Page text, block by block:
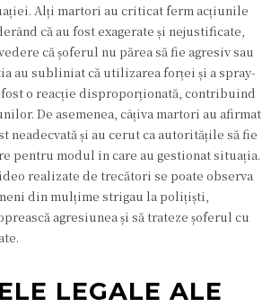
Alți martori au criticat ferm acțiunile
că au fost exagerate și nejustificate,
că șoferul nu părea să fie agresiv sau
au subliniat că utilizarea forței și a spray-
o reacție disproporționată, contribuind
De asemenea, câțiva martori au afirmat
neadecvată și au cerut ca autoritățile să fie
pentru modul în care au gestionat situația.
realizate de trecători se poate observa
din mulțime strigau la polițiști,
agresiunea și să trateze șoferul cu
LEGALE ALE